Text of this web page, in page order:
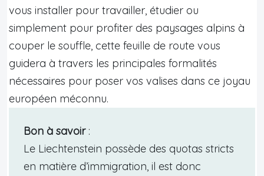
vous installer pour travailler, étudier ou
simplement pour profiter des paysages alpins à
couper le souffle, cette feuille de route vous
guidera à travers les principales formalités
nécessaires pour poser vos valises dans ce joyau
européen méconnu.
Bon à savoir:
Le Liechtenstein possède des quotas stricts
en matière d’immigration, il est donc